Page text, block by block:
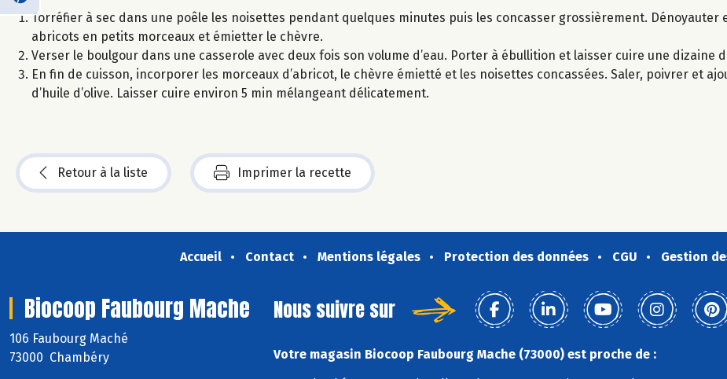
Torréfier à sec dans une poêle les noisettes pendant quelques minutes puis les concasser grossièrement. Dénoyauter
abricots en petits morceaux et émietter le chèvre.
Verser le boulgour dans une casserole avec deux fois son volume d’eau. Porter à ébullition et laisser cuire une dizaine
En fin de cuisson, incorporer les morceaux d’abricot, le chèvre émietté et les noisettes concassées. Saler, poivrer et
d’huile d’olive. Laisser cuire environ 5 min mélangeant délicatement.
Retour à la liste Imprimer la recette
Accueil Contact Mentions légales Protection des données CGU Gestion
Biocoop Faubourg Mache
106 Faubourg Maché
73000 Chambéry
Nous suivre sur
Votre magasin Biocoop Faubourg Mache (73000) est proche de :